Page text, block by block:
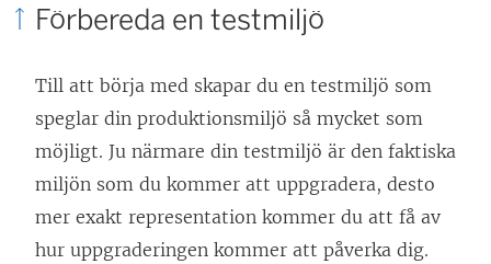
Förbereda en testmiljö
Till att börja med skapar du en testmiljö som
speglar din produktionsmiljö så mycket som
möjligt. Ju närmare din testmiljö är den faktiska
miljön som du kommer att uppgradera, desto
mer exakt representation kommer du att få av
hur uppgraderingen kommer att påverka dig.